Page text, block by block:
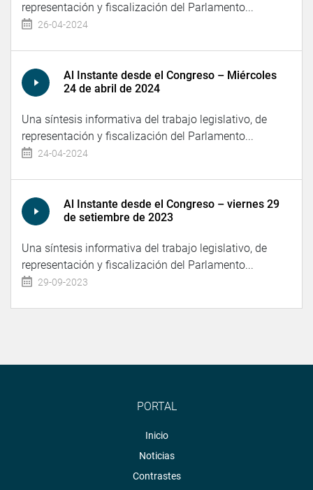
representación y fiscalización del Parlamento...
26-04-2024
Al Instante desde el Congreso – Miércoles
24 de abril de 2024
Una síntesis informativa del trabajo legislativo, de
representación y fiscalización del Parlamento...
24-04-2024
Al Instante desde el Congreso – viernes 29
de setiembre de 2023
Una síntesis informativa del trabajo legislativo, de
representación y fiscalización del Parlamento...
29-09-2023
PORTAL
Inicio
Noticias
Contrastes